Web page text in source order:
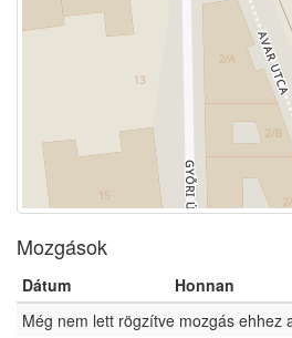
Mozgások
Dátum Honnan
Még nem lett rögzítve mozgás ehhez